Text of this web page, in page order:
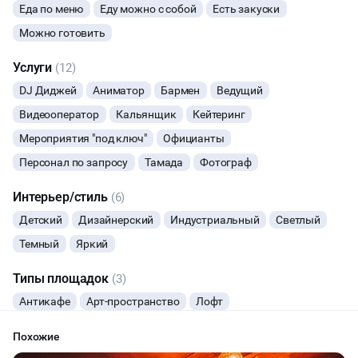
"стандартной уборке" прибавляется оплата за "сложную
уборку" на площадке после мероприятия - 2000 руб.
Еда по меню Еду можно с собой
Есть закуски
Можно готовить
Услуги (12)
DJ Диджей Аниматор Бармен
Ведущий
Видеооператор
Кальянщик
Кейтеринг
Мероприятия "под ключ"
Официанты
Персонал по запросу
Тамада Фотограф
Интерьер/стиль (6)
Детский Дизайнерский Индустриальный
Светлый
Темный
Яркий
Типы площадок (3)
Антикафе Арт-пространство Лофт
НОВЫЙ ГОД
МАСТЕР-КЛАСС
СЕМИНАРЫ
ТАНЦЫ
КАСТИНГИ
НАСТОЛЬНЫЕ ИГРЫ
Похожие